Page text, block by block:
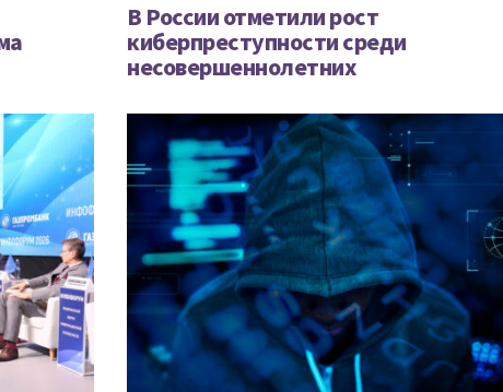
В России отметили рост
киберпреступности среди
несовершеннолетних